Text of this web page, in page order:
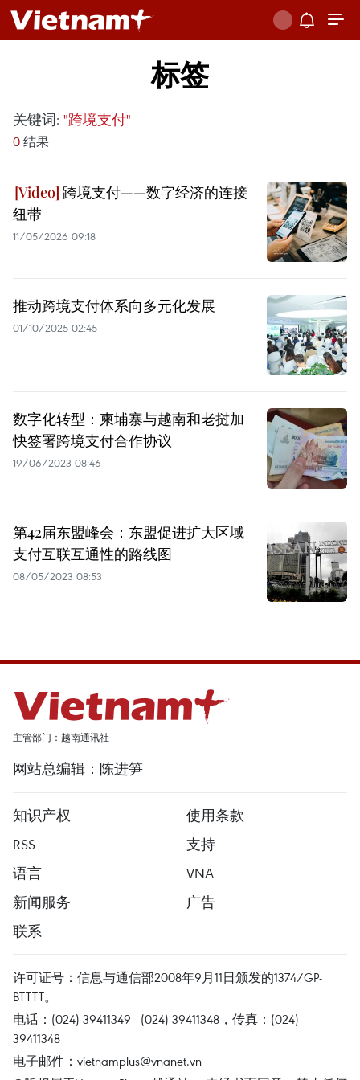
标签
关键词: "跨境支付"
0 结果
跨境支付——数字经济的连接
纽带
11/05/2026 09:18
推动跨境支付体系向多元化发展
01/10/2025 02:45
数字化转型：柬埔寨与越南和老挝加
快签署跨境支付合作协议
19/06/2023 08:46
第42届东盟峰会：东盟促进扩大区域
支付互联互通性的路线图
08/05/2023 08:53
主管部门：越南通讯社
网站总编辑：陈进笋
知识产权
使用条款
RSS
支持
语言
VNA
新闻服务
广告
联系
许可证号：信息与通信部2008年9月11日颁发的1374/GP-
BTTTT。
电话：(024) 39411349 - (024) 39411348，传真：(024)
39411348
电子邮件： vietnamplus@vnanet.vn